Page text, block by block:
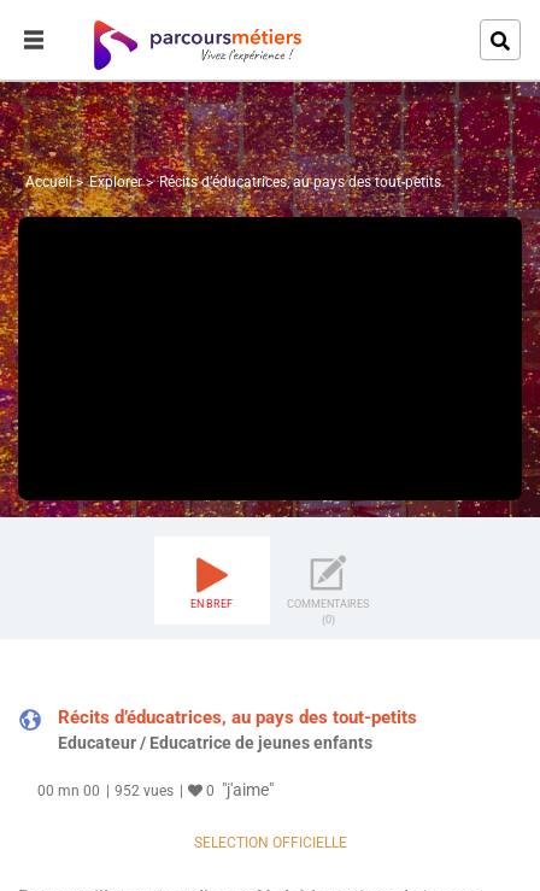
Accueil Explorer Récits d’éducatrices, au pays des tout-petits
EN BREF
COMMENTAIRES
(0)
Récits d’éducatrices, au pays des tout-petits
Educateur / Educatrice de jeunes enfants
00 mn 00 952 vues 0 "j'aime"
SELECTION OFFICIELLE